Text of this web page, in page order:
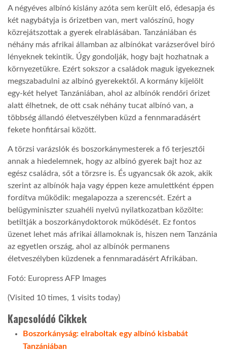
A NAP SZÉPE
LINKTR.EE
GLOBOZSARU
DOBRAVERO.HU
GLOBOBOOK
A négyéves albínó kislány azóta sem került elő, édesapja és
két nagybátyja is őrizetben van, mert valószínű, hogy
közrejátszottak a gyerek elrablásában. Tanzániában és
néhány más afrikai államban az albínókat varázserővel bíró
lényeknek tekintik. Úgy gondolják, hogy bajt hozhatnak a
környezetükre. Ezért sokszor a családok maguk igyekeznek
megszabadulni az albínó gyerekektől. A kormány kijelölt
egy-két helyet Tanzániában, ahol az albínók rendőri őrizet
alatt élhetnek, de ott csak néhány tucat albínó van, a
többség állandó életveszélyben küzd a fennmaradásért
fekete honfitársai között.
A törzsi varázslók és boszorkánymesterek a fő terjesztői
annak a hiedelemnek, hogy az albínó gyerek bajt hoz az
egész családra, sőt a törzsre is. És ugyancsak ők azok, akik
szerint az albínók haja vagy éppen keze amulettként éppen
fordítva működik: megalapozza a szerencsét. Ezért a
belügyminiszter szuahéli nyelvű nyilatkozatban közölte:
betiltják a boszorkánydoktorok működését. Ez fontos
üzenet lehet más afrikai államoknak is, hiszen nem Tanzánia
az egyetlen ország, ahol az albínók permanens
életveszélyben küzdenek a fennmaradásért Afrikában.
Fotó: Europress AFP Images
(Visited 10 times, 1 visits today)
Kapcsolódó Cikkek
Boszorkányság: elraboltak egy albínó kisbabát
Tanzániában